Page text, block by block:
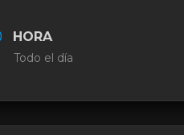
HORA
Todo el día